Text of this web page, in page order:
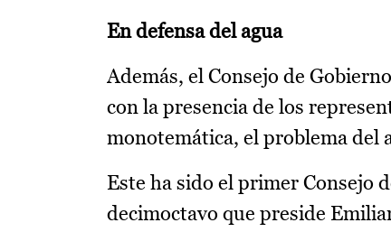
En defensa del agua
Además, el Consejo de
con la presencia de los
monotemática, el problema del
Este ha sido el primer Consejo
decimoctavo que preside